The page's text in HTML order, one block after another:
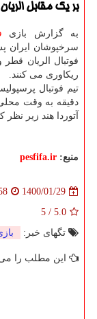
بر یک مقابل
به گزارش بازی
سرخپوشان ایران
فوتبال الریان
ریکاوری می کنند.
آتوردا هند زیر
منبع: pesfifa.ir
1400/01/29
5.0
/
5
تگهای خبر:
این مطلب را